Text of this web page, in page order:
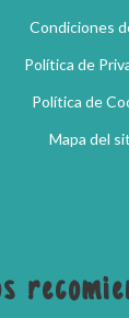
Condiciones
Política de
Política de
Mapa del